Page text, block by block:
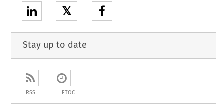
𝕏
Stay up to date
RSS ETOC